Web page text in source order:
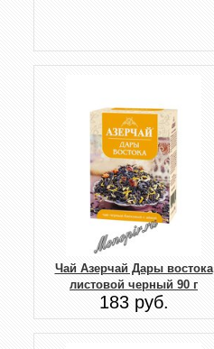
Чай Азерчай Дары востока
листовой черный 90 г
183 руб.